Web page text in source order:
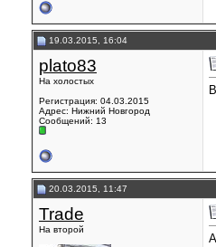
19.03.2015, 16:04
plato83
На холостых
Регистрация: 04.03.2015
Адрес: Нижний Новгород
Сообщений: 13
20.03.2015, 11:47
Trade
На второй